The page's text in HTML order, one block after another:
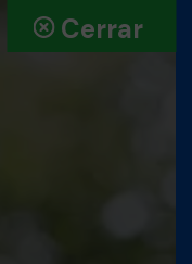
Cerrar